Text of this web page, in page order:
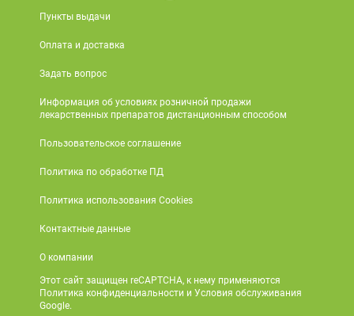
Пункты выдачи
Оплата и доставка
Задать вопрос
Информация об условиях розничной продажи
лекарственных препаратов дистанционным способом
Пользовательское соглашение
Политика по обработке ПД
Политика использования Cookies
Контактные данные
О компании
Этот сайт защищен reCAPTCHA, к нему применяются
Политика конфиденциальности и Условия обслуживания
Google.